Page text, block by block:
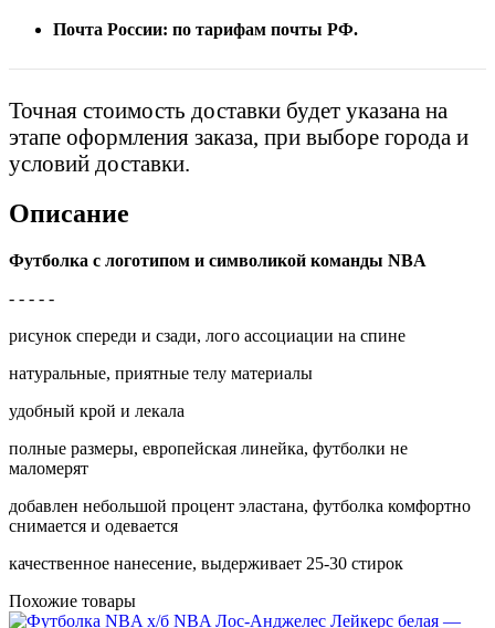
Почта России: по тарифам почты РФ.
Точная стоимость доставки будет указана на
этапе оформления заказа, при выборе города и
условий доставки.
Описание
Футболка с логотипом и символикой команды NBA
- - - - -
рисунок спереди и сзади, лого ассоциации на спине
натуральные, приятные телу материалы
удобный крой и лекала
полные размеры, европейская линейка, футболки не
маломерят
добавлен небольшой процент эластана, футболка комфортно
снимается и одевается
качественное нанесение, выдерживает 25-30 стирок
Похожие товары